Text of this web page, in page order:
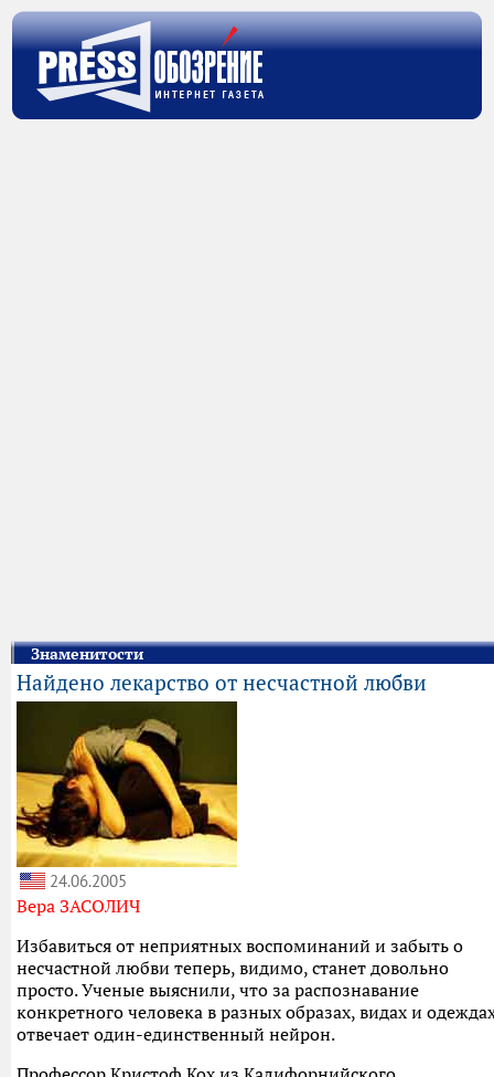
Знаменитости
Найдено лекарство от несчастной любви
24.06.2005
Вера ЗАСОЛИЧ
Избавиться от неприятных воспоминаний и забыть о
несчастной любви теперь, видимо, станет довольно
просто. Ученые выяснили, что за распознавание
конкретного человека в разных образах, видах и
отвечает один-единственный нейрон.